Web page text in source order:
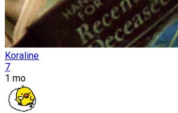
Koraline
7
1 mo